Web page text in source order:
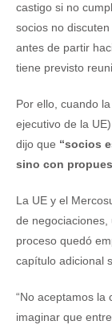
castigo si no
socios no
antes de partir
tiene previsto
Por ello, cuando
ejecutivo de la
dijo que “socios
sino con
La UE y el
de
proceso quedó
capítulo adicional
“No aceptamos la
imaginar que